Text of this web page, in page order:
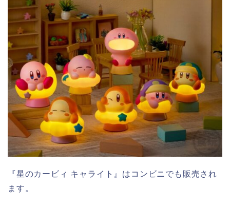
『星のカービィ キャライト』はコンビニでも販売され
ます。